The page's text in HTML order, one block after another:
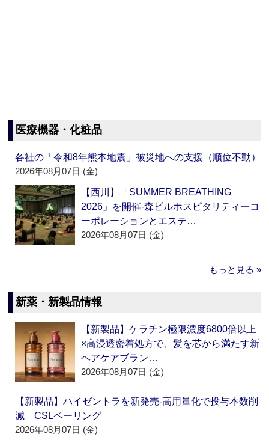
医療機器・化粧品
各社の「令和8年熊本地震」被災地への支援（順位不動）
2026年08月07日 (金)
【西川】「SUMMER BREATHING
2026」を開催‐森ビルホスピタリティーコ
ーポレーションとエステ…
2026年08月07日 (金)
もっと見る »
新薬・新製品情報
【新製品】ケラチン極限濃度6800倍以上
×高浸透密着処方で、髪を芯から満たす新
ヘアケアブラン…
2026年08月07日 (金)
【新製品】ハイゼントラを新発売‐高用量化で投与本数削
減 CSLベーリング
2026年08月07日 (金)